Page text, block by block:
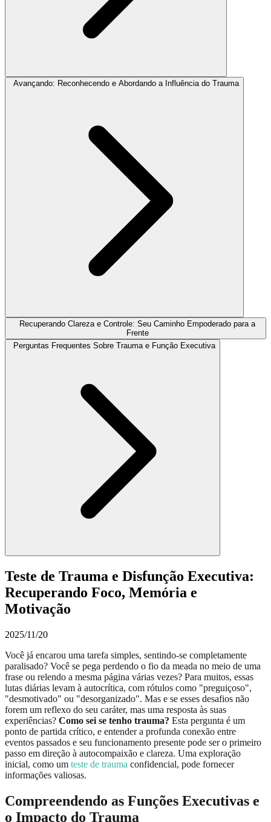
Avançando: Reconhecendo e Abordando a Influência do Trauma
Recuperando Clareza e Controle: Seu Caminho Empoderado para a
Frente
Perguntas Frequentes Sobre Trauma e Função Executiva
Teste de Trauma e Disfunção Executiva:
Recuperando Foco, Memória e
Motivação
2025/11/20
Você já encarou uma tarefa simples, sentindo-se completamente
paralisado? Você se pega perdendo o fio da meada no meio de uma
frase ou relendo a mesma página várias vezes? Para muitos, essas
lutas diárias levam à autocrítica, com rótulos como "preguiçoso",
"desmotivado" ou "desorganizado". Mas e se esses desafios não
forem um reflexo do seu caráter, mas uma resposta às suas
experiências? Como sei se tenho trauma? Esta pergunta é um
ponto de partida crítico, e entender a profunda conexão entre
eventos passados e seu funcionamento presente pode ser o primeiro
passo em direção à autocompaixão e clareza. Uma exploração
inicial, como um teste de trauma confidencial, pode fornecer
informações valiosas.
Compreendendo as Funções Executivas e
o Impacto do Trauma